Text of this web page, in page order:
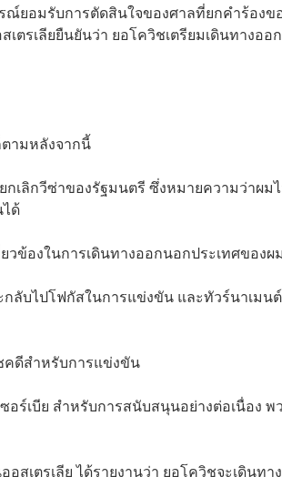
ณ์ยอมรับการตัดสินใจของศาลที่ยกคำร้องข
รเลียยืนยันว่า ยอโควิชเตรียมเดินทางออ
ามหลังจากนี้
เลิกวีซ่าของรัฐมนตรี ซึ่งหมายความว่าผม
ด้
ข้องในการเดินทางออกนอกประเทศของผม
ลับไปโฟกัสในการแข่งขัน และทัวร์นาเมน
คดีสำหรับการแข่งขัน
ร์เบีย สำหรับการสนับสนุนอย่างต่อเนื่อง พ
เตรเลีย ได้รายงานว่า ยอโควิชจะเดินทา